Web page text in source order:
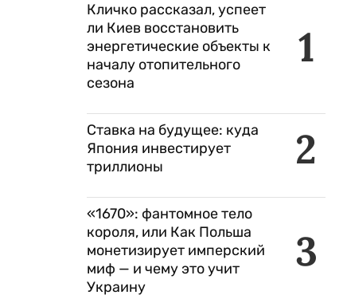
1
Кличко рассказал, успеет
ли Киев восстановить
энергетические объекты к
началу отопительного
сезона
2
Ставка на будущее: куда
Япония инвестирует
триллионы
3
«1670»: фантомное тело
короля, или Как Польша
монетизирует имперский
миф — и чему это учит
Украину